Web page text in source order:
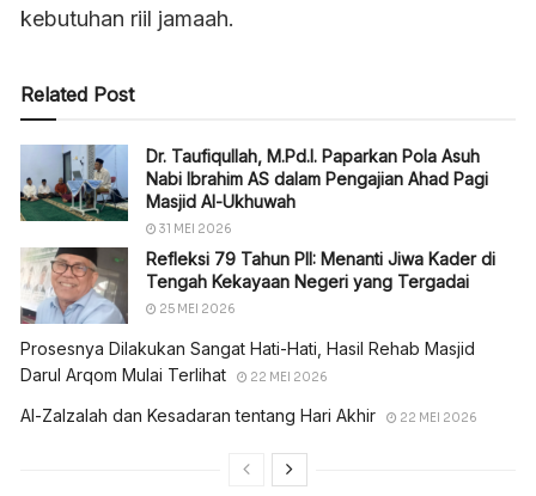
kebutuhan riil jamaah.
Related Post
Dr. Taufiqullah, M.Pd.I. Paparkan Pola Asuh
Nabi Ibrahim AS dalam Pengajian Ahad Pagi
Masjid Al-Ukhuwah
31 MEI 2026
Refleksi 79 Tahun PII: Menanti Jiwa Kader di
Tengah Kekayaan Negeri yang Tergadai
25 MEI 2026
Prosesnya Dilakukan Sangat Hati-Hati, Hasil Rehab Masjid
Darul Arqom Mulai Terlihat
22 MEI 2026
Al-Zalzalah dan Kesadaran tentang Hari Akhir 22 MEI 2026